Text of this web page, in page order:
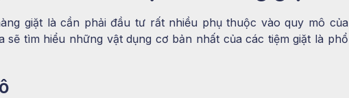
giặt là cần phải đầu tư rất nhiều phụ thuộc vào quy mô của
sẽ tìm hiểu những vật dụng cơ bản nhất của các tiệm giặt là phổ